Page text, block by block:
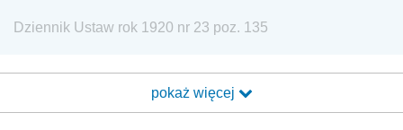
Dziennik Ustaw rok 1920 nr 23 poz. 135
pokaż więcej